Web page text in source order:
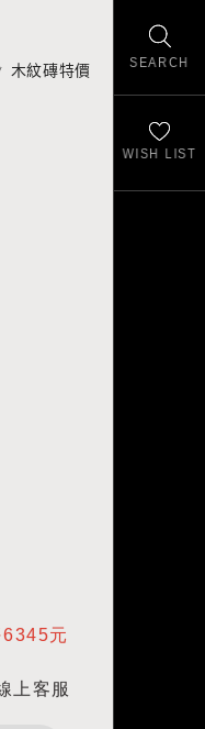
SEARCH
WISH LIST
木紋磚特價
元
上客服